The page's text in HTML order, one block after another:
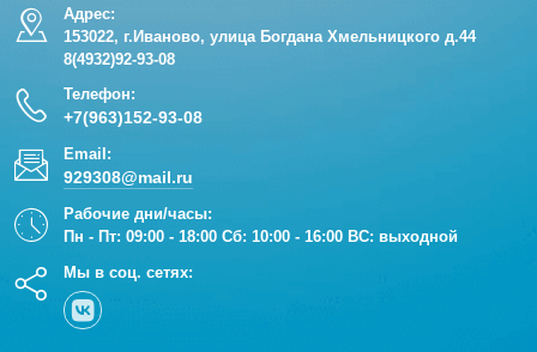
Адрес:
153022, г.Иваново, улица Богдана Хмельницкого д.44
8(4932)92-93-08
Телефон:
+7(963)152-93-08
Email:
929308@mail.ru
Рабочие дни/часы:
Пн - Пт: 09:00 - 18:00 Сб: 10:00 - 16:00 ВС: выходной
Мы в соц. сетях: